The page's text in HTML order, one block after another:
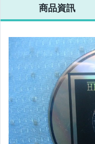
粵語光碟
日語光碟
韓語光碟
西洋光碟
相聲國劇光碟
連續據 DVD光碟
商品資訊